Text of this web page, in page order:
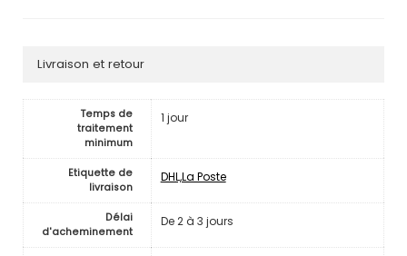
Livraison et retour
Temps de
traitement
minimum
1 jour
Etiquette de
livraison
DHL,La Poste
Délai
d'acheminement
De 2 à 3 jours